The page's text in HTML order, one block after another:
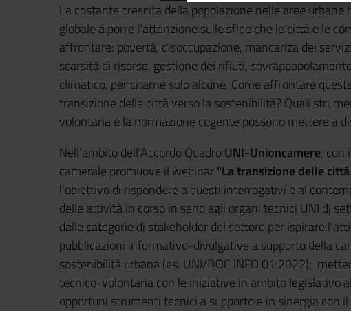
La costante crescita della popolazione nelle aree
globale a porre l’attenzione sulle sfide che le città e le
affrontare: povertà, disoccupazione, mancanza dei
scarsità di risorse, gestione dei rifiuti,
climatico, per citarne solo alcune. Come affrontare
transizione delle città verso la sostenibilità? Quali
volontaria e la normazione cogente possono mettere a
Nell’ambito dell’Accordo QuadroUNI-Unioncamere, con
camerale promuove il webinar"La transizione delle
l’obiettivo di rispondere a questi interrogativi e al
delle attività in corso in seno agli organi tecnici UNI di
dalle categorie di stakeholder del settore per ispirare
pubblicazioni informativo-divulgative a supporto della
sostenibilità urbana (es. UNI/DOC INFO 01:2022);
tecnico-volontaria con le iniziative in ambito legislativo
opportuni strumenti tecnici a supporto e in sinergia con